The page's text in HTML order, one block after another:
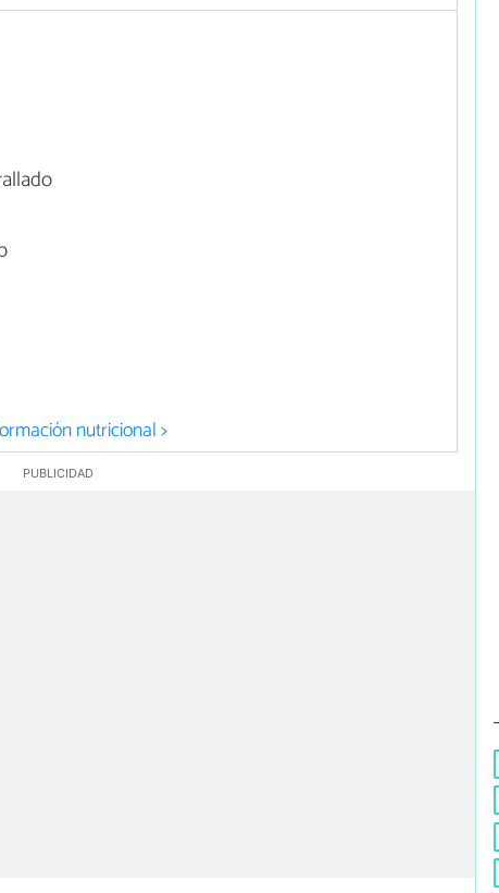
nutricional >